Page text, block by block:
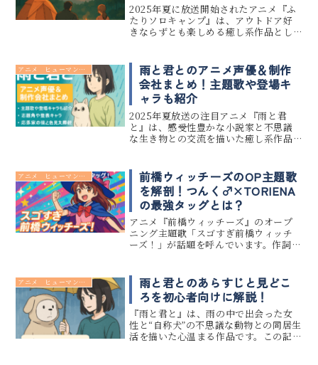
2025年夏に放送開始されたアニメ『ふ
たりソロキャンプ』は、アウトドア好
きならずとも楽しめる癒し系作品とし
すじと見どころを、ネタバレなしでわ
かりやすく解説します。 ソロキ...
アニメ ヒューマンドラマ
雨と君とのアニメ声優＆制作
会社まとめ！主題歌や登場キ
ャラも紹介
2025年夏放送の注目アニメ『雨と君
と』は、感受性豊かな小説家と不思議
な生き物との交流を描いた癒し系作品
制作会社、主題歌情報、そして登場キ
ャラクターの詳細までをまとめて紹介...
アニメ ヒューマンドラマ
前橋ウィッチーズのOP主題歌
を解剖！つんく♂×TORIENA
の最強タッグとは？
アニメ『前橋ウィッチーズ』のオープ
ニング主題歌「スゴすぎ前橋ウィッチ
ーズ！」が話題を呼んでいます。作詞に
さに“平成×令和”の夢のコラボが実現。
この記事では、主題歌の魅...
アニメ ヒューマンドラマ
雨と君とのあらすじと見どこ
ろを初心者向けに解説！
『雨と君と』は、雨の中で出会った女
性と“自称犬”の不思議な動物との同居生
活を描いた心温まる作品です。この記事